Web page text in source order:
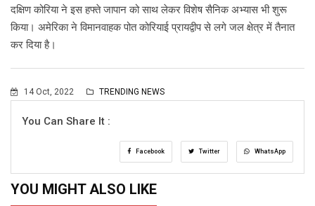
दक्षिण कोरिया ने इस हफ्ते जापान को साथ लेकर विशेष सैनिक अभ्यास भी शुरू
किया। अमेरिका ने विमानवाहक पोत कोरियाई प्रायद्वीप से लगे जल क्षेत्र में तैनात
कर दिया है।
14 Oct, 2022 TRENDING NEWS
You Can Share It :
Facebook Twitter WhatsApp
YOU MIGHT ALSO LIKE